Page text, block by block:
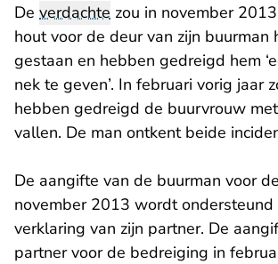
De verdachte zou in november
hout voor de deur van zijn buurman
gestaan en hebben gedreigd hem
nek te geven’. In februari vorig jaar
hebben gedreigd de buurvrouw
vallen. De man ontkent beide
De aangifte van de buurman voor
november 2013 wordt ondersteund
verklaring van zijn partner. De
partner voor de bedreiging in